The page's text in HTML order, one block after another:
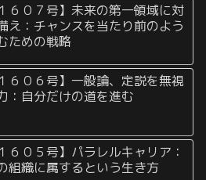
６０７号】未来の第一領域に対
え：チャンスを当たり前のよう
ための戦略
６０６号】一般論、定説を無視
：自分だけの道を進む
６０５号】パラレルキャリア：
組織に属するという生き方